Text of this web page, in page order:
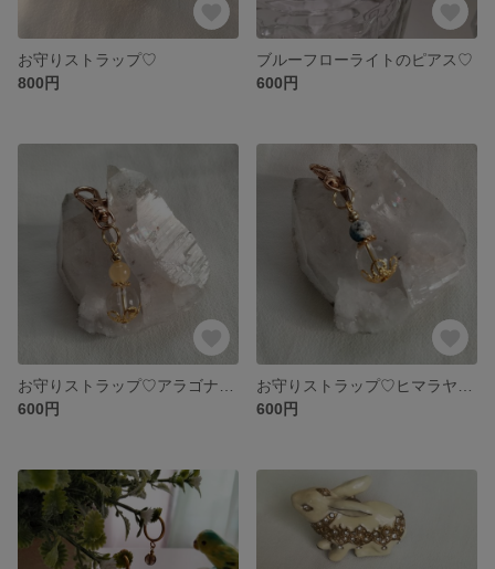
お守りストラップ♡
800円
ブルーフローライトのピアス♡
600円
600円
600円